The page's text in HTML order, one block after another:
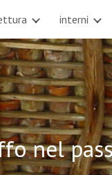
Skip to
interni
nel